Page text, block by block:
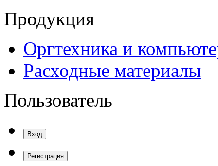
Продукция
Оргтехника и
Расходные материалы
Пользователь
Вход
Регистрация